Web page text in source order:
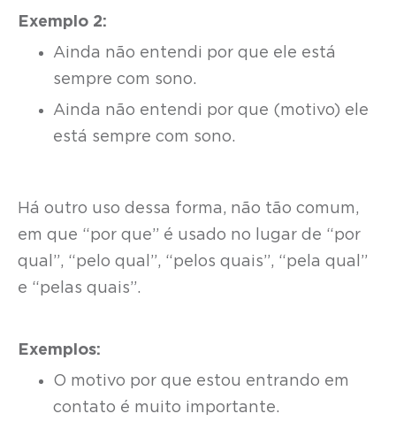
Exemplo 2:
Ainda não entendi por que ele está
sempre com sono.
Ainda não entendi por que (motivo) ele
está sempre com sono.
Há outro uso dessa forma, não tão comum,
em que “por que” é usado no lugar de “por
qual”, “pelo qual”, “pelos quais”, “pela qual”
e “pelas quais”.
Exemplos:
O motivo por que estou entrando em
contato é muito importante.